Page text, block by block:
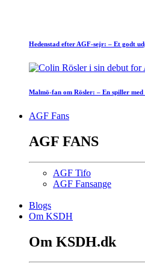
Hedenstad efter AGF-sejr: – Et godt
Malmö-fan om Rösler: – En spiller med
AGF Fans
AGF FANS
AGF Tifo
AGF Fansange
Blogs
Om KSDH
Om KSDH.dk